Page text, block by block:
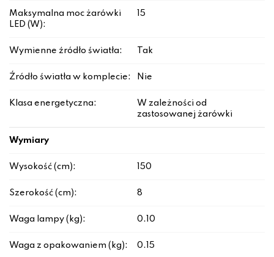
Maksymalna moc żarówki
LED (W):
15
Wymienne źródło światła: Tak
Źródło światła w komplecie: Nie
Klasa energetyczna:
W zależności od
zastosowanej żarówki
Wymiary
Wysokość (cm): 150
Szerokość (cm): 8
Waga lampy (kg): 0.10
Waga z opakowaniem (kg): 0.15